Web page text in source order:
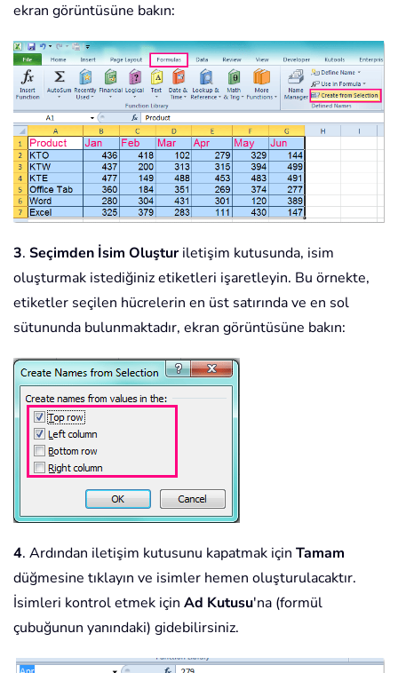
ekran görüntüsüne bakın:
3. Seçimden İsim Oluşturiletişim kutusunda, isim
oluşturmak istediğiniz etiketleri işaretleyin. Bu örnekte,
etiketler seçilen hücrelerin en üst satırında ve en sol
sütununda bulunmaktadır, ekran görüntüsüne bakın:
4. Ardından iletişim kutusunu kapatmak için Tamam
düğmesine tıklayın ve isimler hemen oluşturulacaktır.
İsimleri kontrol etmek için Ad Kutusu'na (formül
çubuğunun yanındaki) gidebilirsiniz.